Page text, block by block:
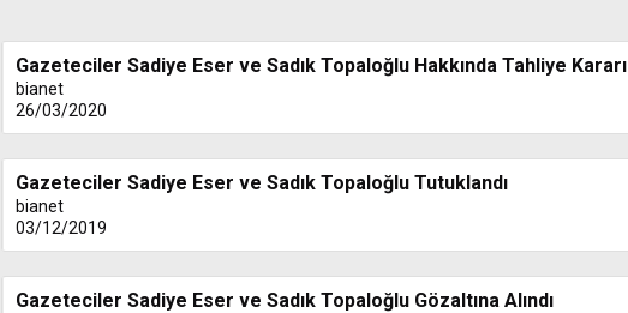
Gazeteciler Sadiye Eser ve Sadık Topaloğlu Hakkında Tahliye Kararı
bianet
26/03/2020
Gazeteciler Sadiye Eser ve Sadık Topaloğlu Tutuklandı
bianet
03/12/2019
Gazeteciler Sadiye Eser ve Sadık Topaloğlu Gözaltına Alındı